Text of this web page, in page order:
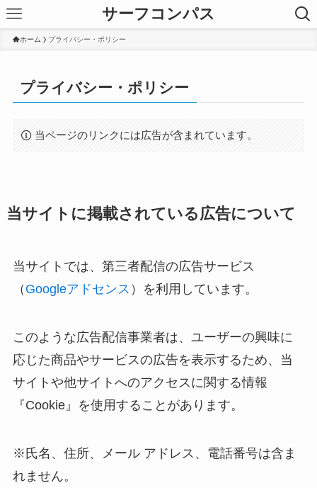
サーフコンパス
ホーム プライバシー・ポリシー
プライバシー・ポリシー
当ページのリンクには広告が含まれています。
当サイトに掲載されている広告について
当サイトでは、第三者配信の広告サービス
（ Googleアドセンス ）を利用しています。
このような広告配信事業者は、ユーザーの興味に
応じた商品やサービスの広告を表示するため、当
サイトや他サイトへのアクセスに関する情報
『Cookie』を使用することがあります。
※氏名、住所、メール アドレス、電話番号は含ま
れません。